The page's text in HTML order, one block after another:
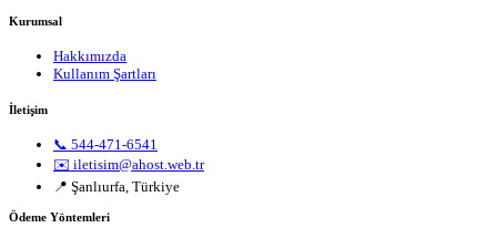
Kurumsal
Hakkımızda
Kullanım Şartları
İletişim
📞 544-471-6541
✉️ iletisim@ahost.web.tr
📍 Şanlıurfa, Türkiye
Ödeme Yöntemleri